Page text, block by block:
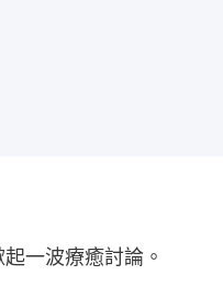
一波療癒討論。